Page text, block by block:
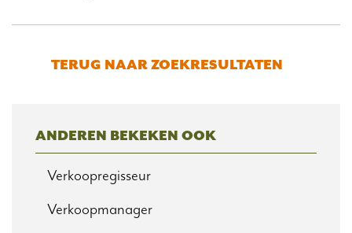
TERUG NAAR ZOEKRESULTATEN
ANDEREN BEKEKEN OOK
Verkoopregisseur
Verkoopmanager